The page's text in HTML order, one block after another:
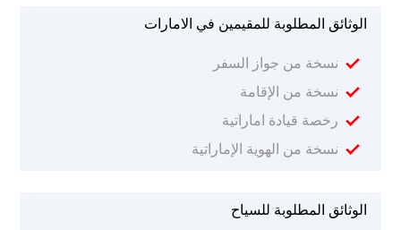
الوثائق المطلوبة للمقيمين في الامارات
نسخة من جواز السفر
نسخة من الإقامة
رخصة قيادة اماراتية
نسخة من الهوية الإماراتية
الوثائق المطلوبة للسياح